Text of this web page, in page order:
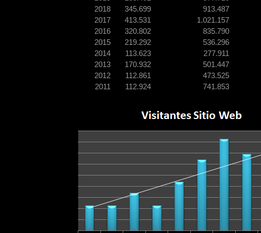
2018
345.699
913.487
2017
413.531
1.021.157
2016
320.802
835.790
2015
219.292
536.296
2014
113.623
277.911
2013
170.932
501.447
2012
112.861
473.525
2011
112.924 741.853